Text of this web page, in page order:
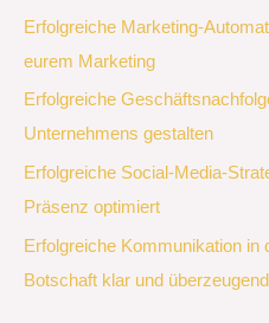
Erfolgreiche Marketing-
eurem Marketing
Erfolgreiche
Unternehmens gestalten
Erfolgreiche Social-Media-
Präsenz optimiert
Erfolgreiche Kommunikation
Botschaft klar und